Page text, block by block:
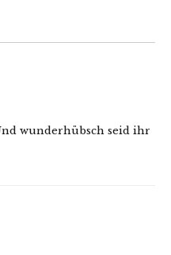
wunderhübsch seid ihr